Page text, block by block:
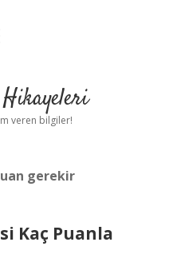
veren bilgiler!
gerekir
Kaç Puanla